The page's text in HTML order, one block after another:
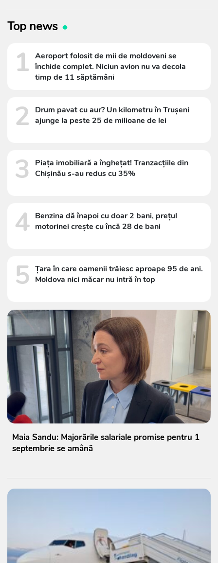
Top news
1 Aeroport folosit de mii de moldoveni se
închide complet. Niciun avion nu va decola
timp de 11 săptămâni
2
Drum pavat cu aur? Un kilometru în Trușeni
ajunge la peste 25 de milioane de lei
3
Piața imobiliară a înghețat! Tranzacțiile din
Chișinău s-au redus cu 35%
4 Benzina dă înapoi cu doar 2 bani, prețul
motorinei crește cu încă 28 de bani
5 Țara în care oamenii trăiesc aproape 95 de ani.
Moldova nici măcar nu intră în top
Maia Sandu: Majorările salariale promise pentru 1
septembrie se amână